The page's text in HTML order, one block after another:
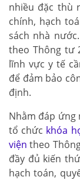
nhiều đặc thù
chính, hạch
sách nhà
theo Thông tư
lĩnh vực y tế
để đảm bảo
định.
Nhằm đáp ứng
tổ chức khóa
viện theo
đầy đủ kiến
hạch toán,